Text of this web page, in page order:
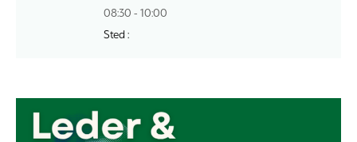
08:30 - 10:00
Sted :